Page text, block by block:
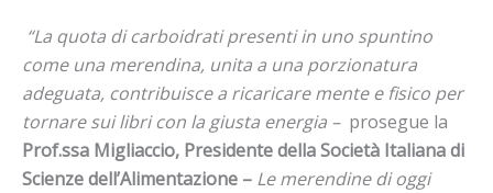
“La quota di carboidrati presenti in uno spuntino
come una merendina, unita a una porzionatura
adeguata, contribuisce a ricaricare mente e fisico per
tornare sui libri con la giusta energia – prosegue la
Prof.ssa Migliaccio, Presidente della Società Italiana di
Scienze dell’Alimentazione – Le merendine di oggi